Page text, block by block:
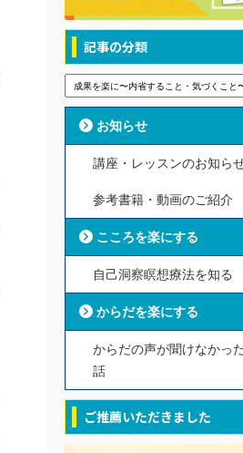
記事の分類
お知らせ
講座・レッスンのお知ら
参考書籍・動画のご紹介
こころを楽にする
自己洞察瞑想療法を知る
からだを楽にする
からだの声が聞けなかっ
話
ご推薦いただきました